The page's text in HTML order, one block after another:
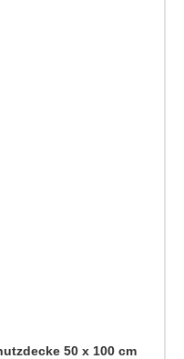
50 x 100 cm